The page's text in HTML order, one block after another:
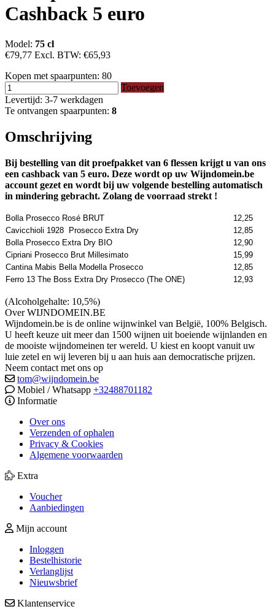
Cashback 5 euro
Model: 75 cl
€79,77 Excl. BTW: €65,93
Kopen met spaarpunten: 80
Toevoegen
Levertijd: 3-7 werkdagen
Te ontvangen spaarpunten: 8
Omschrijving
Bij bestelling van dit proefpakket van 6 flessen krijgt u van ons
een cashback van 5 euro. Deze wordt op uw Wijndomein.be
account gezet en wordt bij uw volgende bestelling automatisch
in mindering gebracht. Zolang de voorraad strekt !
Bolla Prosecco Rosé BRUT
12,25
Cavicchioli 1928 Prosecco Extra Dry
12,85
Bolla Prosecco Extra Dry BIO
12,90
Cipriani Prosecco Brut Millesimato
15,99
Cantina Mabis Bella Modella Prosecco
12,85
Ferro 13 The Boss Extra Dry Prosecco (The ONE)
12,93
(Alcoholgehalte: 10,5%)
Over WIJNDOMEIN.BE
Wijndomein.be is de online wijnwinkel van België, 100% Belgisch.
U heeft keuze uit meer dan 1500 wijnen uit boeiende wijnlanden en
de mooiste wijndomeinen ter wereld. U kiest en koopt vanuit uw
luie zetel en wij leveren bij u aan huis aan democratische prijzen.
Neem contact met ons op
tom@wijndomein.be
Mobiel / Whatsapp +32488701182
Informatie
Over ons
Verzenden of ophalen
Privacy & Cookies
Algemene voorwaarden
Extra
Voucher
Aanbiedingen
Mijn account
Inloggen
Bestelhistorie
Verlanglijst
Nieuwsbrief
Klantenservice